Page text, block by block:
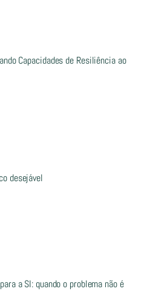
Capacidades de Resiliência ao
desejável
a SI: quando o problema não é